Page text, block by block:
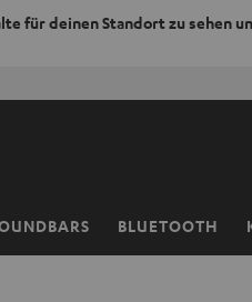
für deinen Standort zu sehen
50%
BLUETOOTH